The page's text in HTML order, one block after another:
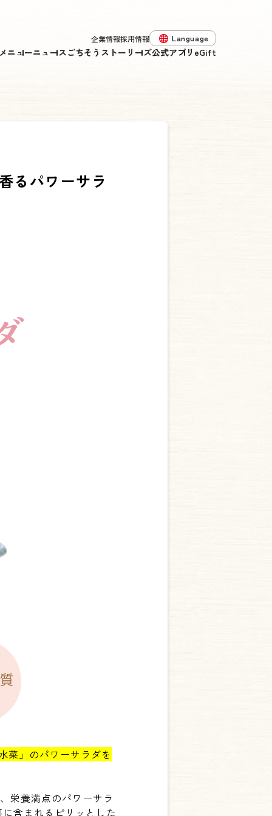
ニューニュースごちそうストーリーズ公式アプリ eGift
企業情報採用情報 Language
るパワーサラ
菜」のパワーサラダを
栄養満点のパワーサラ
含まれるピリッとした